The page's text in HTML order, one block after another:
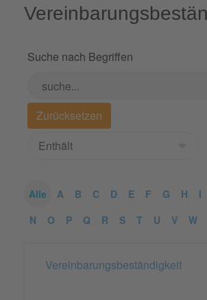
Suche nach Begriffen
Alle A B C D E F G H I
N
O P Q R S T U V W
Vereinbarungsbeständigkeit